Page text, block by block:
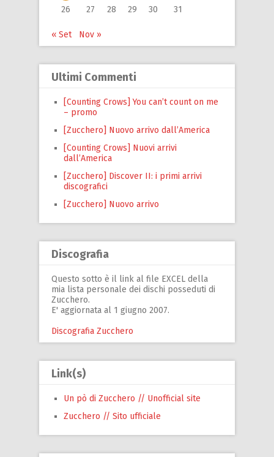
26
27 28 29 30 31
« Set Nov »
Ultimi Commenti
[Counting Crows] You can’t count on me
– promo
[Zucchero] Nuovo arrivo dall’America
[Counting Crows] Nuovi arrivi
dall’America
[Zucchero] Discover II: i primi arrivi
discografici
[Zucchero] Nuovo arrivo
Discografia
Questo sotto è il link al file EXCEL della
mia lista personale dei dischi posseduti di
Zucchero.
E' aggiornata al 1 giugno 2007.
Discografia Zucchero
Link(s)
Un pò di Zucchero // Unofficial site
Zucchero // Sito ufficiale